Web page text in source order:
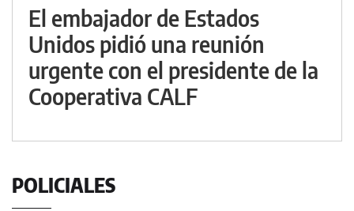
El embajador de Estados
Unidos pidió una reunión
urgente con el presidente de la
Cooperativa CALF
POLICIALES